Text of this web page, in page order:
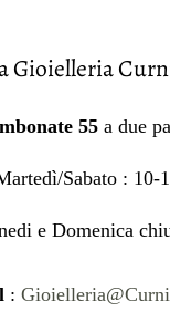
Gioielleria
55 a due
Sabato : 10-
e Domenica
: